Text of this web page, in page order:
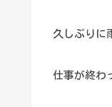
久しぶりに
仕事が終わ